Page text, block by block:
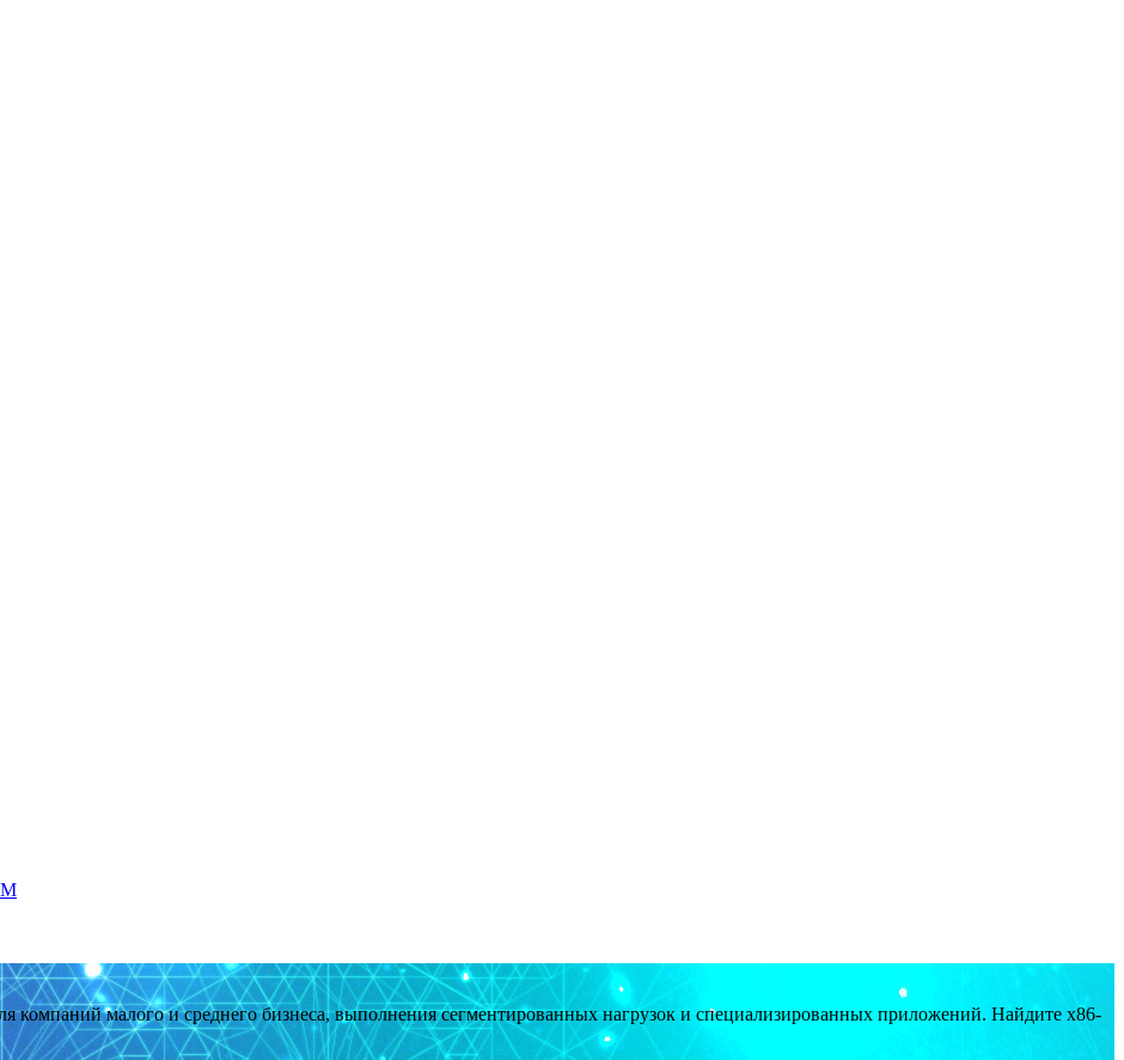
компаний малого и среднего бизнеса, выполнения сегментированных нагрузок и специализированных приложений. Найдите x86-